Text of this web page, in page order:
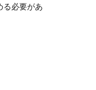
る必要があ